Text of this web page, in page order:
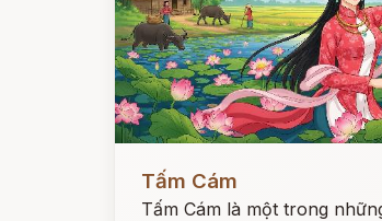
Đọc ngay
Tấm Cám
Tấm Cám là một trong